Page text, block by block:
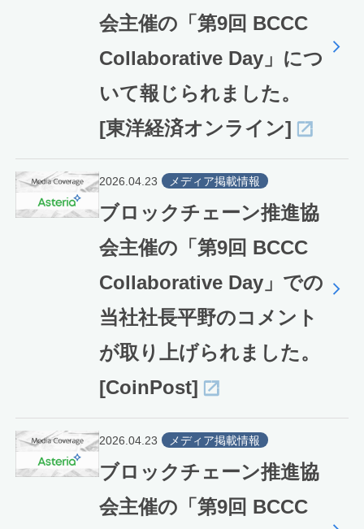
会主催の「第9回 BCCC
Collaborative Day」につ
いて報じられました。
[東洋経済オンライン]
2026.04.23 メディア掲載情報
ブロックチェーン推進協
会主催の「第9回 BCCC
Collaborative Day」での
当社社長平野のコメント
が取り上げられました。
[CoinPost]
2026.04.23 メディア掲載情報
ブロックチェーン推進協
会主催の「第9回 BCCC